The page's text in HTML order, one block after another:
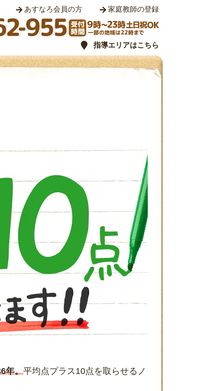
あすなろ会員の方 家庭教師の登録
指導エリアはこちら
年。平均点プラス10点を取らせるノ